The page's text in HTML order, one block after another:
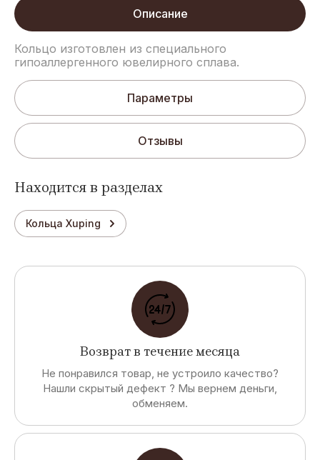
Описание
Кольцо изготовлен из специального
гипоаллергенного ювелирного сплава.
Параметры
Отзывы
Находится в разделах
Кольца Xuping
Возврат в течение месяца
Не понравился товар, не устроило качество?
Нашли скрытый дефект ? Мы вернем деньги,
обменяем.